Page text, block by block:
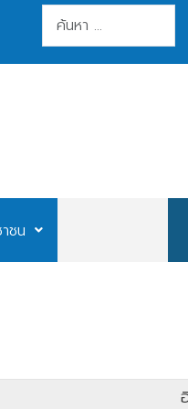
การค้นหา
ชน